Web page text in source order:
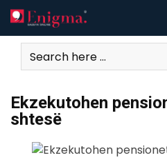
Skip
to
content
Ekzekutohen
shtesë